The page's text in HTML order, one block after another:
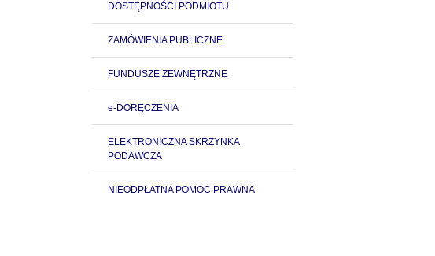
DOSTĘPNOŚCI PODMIOTU
ZAMÓWIENIA PUBLICZNE
FUNDUSZE ZEWNĘTRZNE
e-DORĘCZENIA
ELEKTRONICZNA SKRZYNKA
PODAWCZA
NIEODPŁATNA POMOC PRAWNA